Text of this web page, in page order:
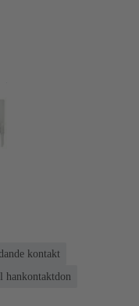
kontakt